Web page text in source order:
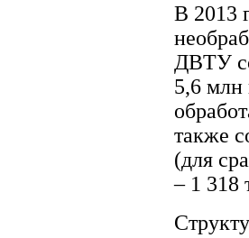
В 2013
ДВТУ
5,6 млн
также
(для
– 1 318